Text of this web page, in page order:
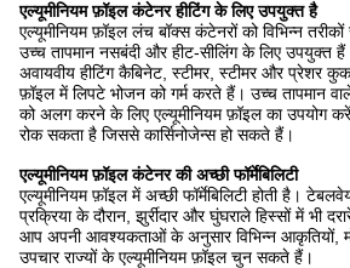
एल्यूमीनियम फ़ॉइल कंटेनर हीटिंग के लिए उपयुक्त है
एल्यूमीनियम फ़ॉइल लंच बॉक्स कंटेनरों को विभिन्न
उच्च तापमान नसबंदी और हीट-सीलिंग के लिए उपयुक्त
अवायवीय हीटिंग कैबिनेट, स्टीमर, स्टीमर और प्रेशर
फ़ॉइल में लिपटे भोजन को गर्म करते हैं। उच्च तापमान
को अलग करने के लिए एल्यूमीनियम फ़ॉइल का उपयोग
रोक सकता है जिससे कार्सिनोजेन्स हो सकते हैं।
एल्यूमीनियम फ़ॉइल कंटेनर की अच्छी फॉर्मेबिलिटी
एल्यूमीनियम फ़ॉइल में अच्छी फॉर्मेबिलिटी होती है।
प्रक्रिया के दौरान, झुर्रीदार और घुंघराले हिस्सों में भी
आप अपनी आवश्यकताओं के अनुसार विभिन्न आकृतियों,
उपचार राज्यों के एल्यूमीनियम फ़ॉइल चुन सकते हैं।